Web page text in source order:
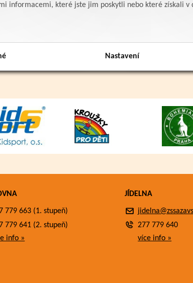
informacemi, které jste jim poskytli nebo které získali v
Nastavení
779 663 (1. stupeň)
779 641 (2. stupeň)
info »
JÍDELNA
277 779 640
více info »